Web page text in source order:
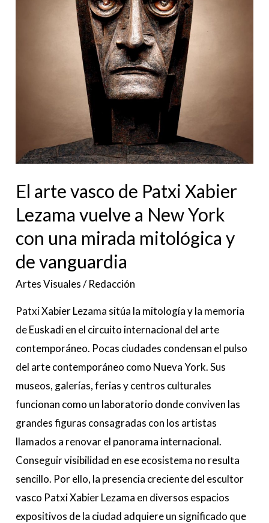
El arte vasco de Patxi Xabier
Lezama vuelve a New York
con una mirada mitológica y
de vanguardia
Artes Visuales/Redacción
Patxi Xabier Lezama sitúa la mitología y la memoria
de Euskadi en el circuito internacional del arte
contemporáneo. Pocas ciudades condensan el pulso
del arte contemporáneo como Nueva York. Sus
museos, galerías, ferias y centros culturales
funcionan como un laboratorio donde conviven las
grandes figuras consagradas con los artistas
llamados a renovar el panorama internacional.
Conseguir visibilidad en ese ecosistema no resulta
sencillo. Por ello, la presencia creciente del escultor
vasco Patxi Xabier Lezama en diversos espacios
expositivos de la ciudad adquiere un significado que
una
mitológica
de
vanguardia